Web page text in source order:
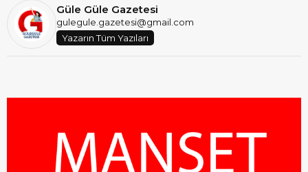
Güle Güle Gazetesi
gulegule.gazetesi@gmail.com
Yazarın Tüm Yazıları